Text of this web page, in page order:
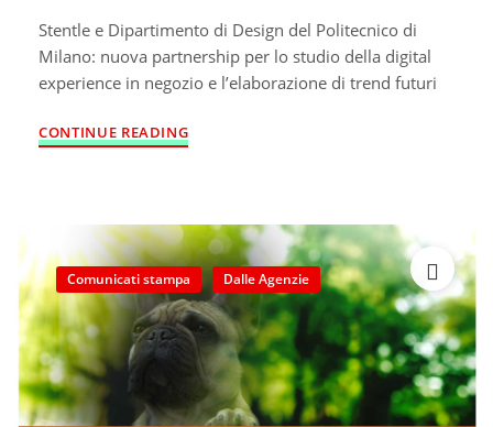
Stentle e Dipartimento di Design del Politecnico di
Milano: nuova partnership per lo studio della digital
experience in negozio e l’elaborazione di trend futuri
CONTINUE READING
Comunicati stampa Dalle Agenzie